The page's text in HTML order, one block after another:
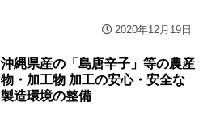
2020年12月19日
沖縄県産の「島唐辛子」等の農産
物・加工物 加工の安心・安全な
製造環境の整備